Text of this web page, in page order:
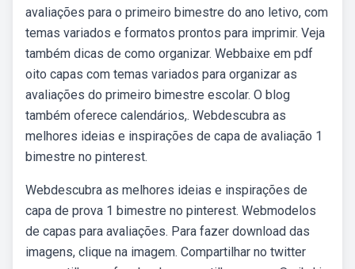
avaliações para o primeiro bimestre do ano letivo, com
temas variados e formatos prontos para imprimir. Veja
também dicas de como organizar. Webbaixe em pdf
oito capas com temas variados para organizar as
avaliações do primeiro bimestre escolar. O blog
também oferece calendários,. Webdescubra as
melhores ideias e inspirações de capa de avaliação 1
bimestre no pinterest.
Webdescubra as melhores ideias e inspirações de
capa de prova 1 bimestre no pinterest. Webmodelos
de capas para avaliações. Para fazer download das
imagens, clique na imagem. Compartilhar no twitter